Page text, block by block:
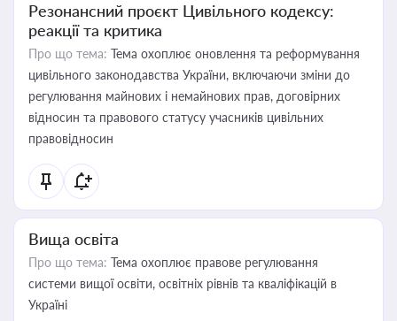
Резонансний проєкт Цивільного кодексу:
реакції та критика
Про що тема: Тема охоплює оновлення та реформування
цивільного законодавства України, включаючи зміни до
регулювання майнових і немайнових прав, договірних
відносин та правового статусу учасників цивільних
правовідносин
Вища освіта
Про що тема: Тема охоплює правове регулювання
системи вищої освіти, освітніх рівнів та кваліфікацій в
Україні